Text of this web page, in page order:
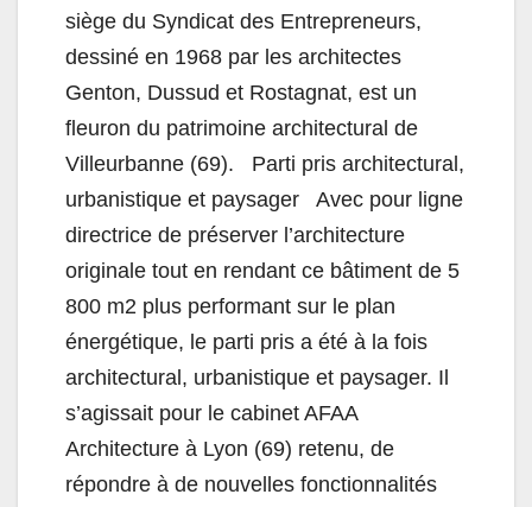
siège du Syndicat des Entrepreneurs,
dessiné en 1968 par les architectes
Genton, Dussud et Rostagnat, est un
fleuron du patrimoine architectural de
Villeurbanne (69). Parti pris architectural,
urbanistique et paysager Avec pour ligne
directrice de préserver l’architecture
originale tout en rendant ce bâtiment de 5
800 m2 plus performant sur le plan
énergétique, le parti pris a été à la fois
architectural, urbanistique et paysager. Il
s’agissait pour le cabinet AFAA
Architecture à Lyon (69) retenu, de
répondre à de nouvelles fonctionnalités